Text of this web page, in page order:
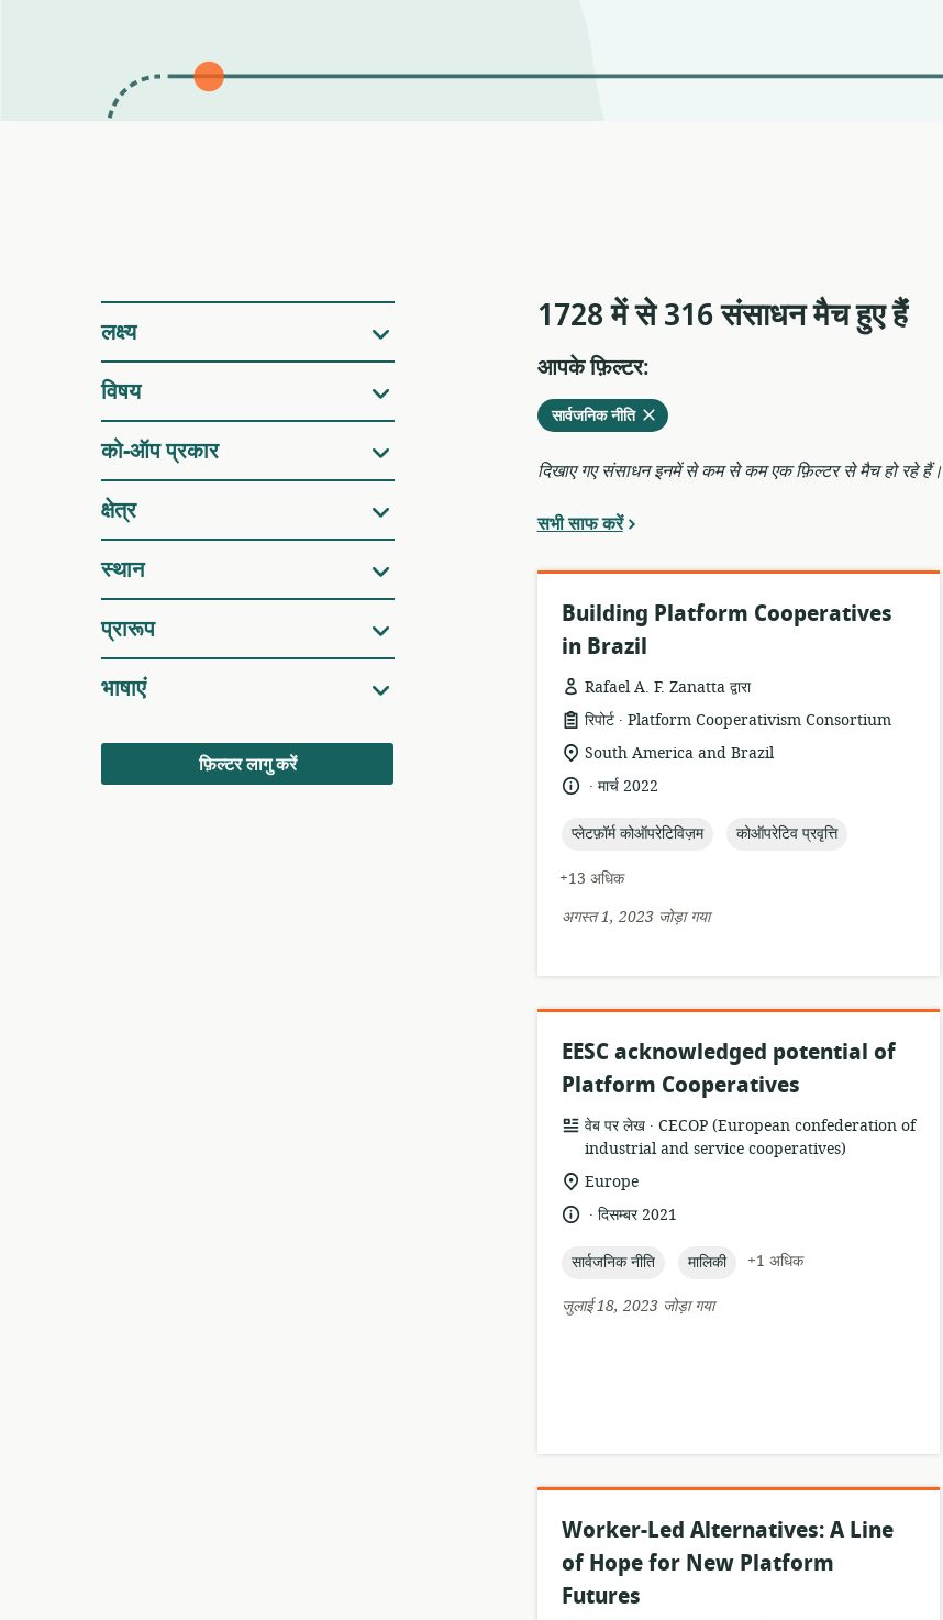
फ़िल्टर
लक्ष्य
विषय
को-ऑप प्रकार
क्षेत्र
स्थान
प्रारूप
भाषाएं
फ़िल्टर लागु करें
1728 में से 316 संसाधन मैच हुए हैंं
आपके फ़िल्टर:
वर्तमान
फ़िल्टर
से
सार्वजनिक नीतिहटाएं
दिखाए गए संसाधन इनमें से कम से कम एक फ़िल्टर से मैच हो रहे हैं।
सभी साफ करें
Building Platform Cooperatives
in Brazil
Rafael A. F. Zanatta द्वारा
संसाधन
प्रारूप:
रिपोर्ट .
प्रकाशक:
Platform Cooperativism Consortium
सुसंगति
स्थान:
South America and Brazil
भाषा: .
प्रकाशनमार्च 2022
topic:
प्लेटफ़ॉर्म कोऑपरेटिविज़म topic:
कोऑपरेटिव प्रवृत्ति
+13 अधिक
अगस्त 1, 2023 जोड़ा गया
EESC acknowledged potential of
Platform Cooperatives
संसाधन
प्रारूप:
वेब पर लेख .
प्रकाशक:
CECOP (European confederation of
industrial and service cooperatives)
सुसंगति
का
स्थान:
Europe
भाषा: .
प्रकाशनदिसम्बर 2021
topic:
सार्वजनिक नीति topic:
मालिकी
+1 अधिक
जुलाई 18, 2023 जोड़ा गया
Worker-Led Alternatives: A Line
of Hope for New Platform
Futures